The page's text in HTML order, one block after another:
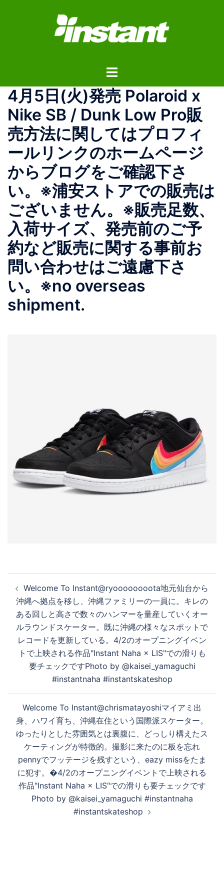
ス
ト
ル
メ
ニ
ュ
ー
4月5日(火)発売 Polaroid x
Nike SB / Dunk Low Pro販
売方法に関してはプロフィ
ールリンクのホームページ
からブログをご確認下さ
い。※浦安ストアでの販売は
ございません。※販売足数、
入荷サイズ、発売前のご予
約など販売に関する事前お
問い合わせはご遠慮下さ
い。※no overseas
shipment.
稿
ナ
ビ
ゲ
ン
Welcome To Instant@ryoooooooota地元仙台から
沖縄へ拠点を移し、沖縄ファミリーの一員に。キレの
ある回しと高さで数々のハンマーを量産していくオー
ルラウンドスケーター。既に沖縄の様々なスポットで
レコードを更新している。4/2のオープニングイベン
トで上映される作品"Instant Naha × LIS"での滑りも
要チェックですPhoto by @kaisei_yamaguchi
#instantnaha #instantskateshop
Welcome To Instant@chrismatayoshiマイアミ出
身、ハワイ育ち、沖縄在住という国際派スケーター。
ゆったりとした雰囲気とは裏腹に、どっしり構えたス
ケーティングが特徴的。撮影に来たのに板を忘れ
pennyでフッテージを残すという、eazy missをたま
に犯す。�4/2のオープニングイベントで上映される
作品"Instant Naha × LIS"での滑りも要チェックです
Photo by @kaisei_yamaguchi #instantnaha
#instantskateshop